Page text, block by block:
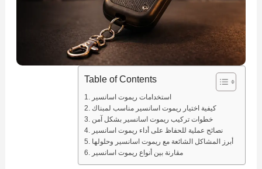
Table of Contents
استخدامات ريموت اسانسير
كيفية اختيار ريموت اسانسير مناسب لمبناك
خطوات تركيب ريموت اسانسير بشكل آمن
نصائح عملية للحفاظ على أداء ريموت اسانسير
أبرز المشاكل الشائعة مع ريموت اسانسير وحلولها
مقارنة بين أنواع ريموت اسانسير